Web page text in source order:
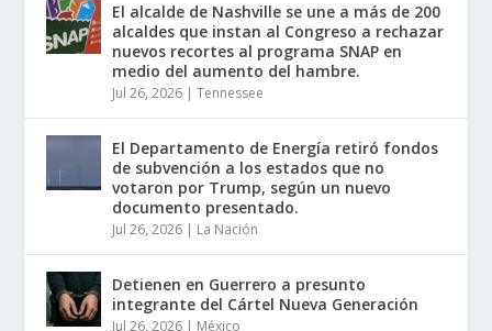
El alcalde de Nashville se une a más de 200
alcaldes que instan al Congreso a rechazar
nuevos recortes al programa SNAP en
medio del aumento del hambre.
Jul 26, 2026 |Tennessee
El Departamento de Energía retiró fondos
de subvención a los estados que no
votaron por Trump, según un nuevo
documento presentado.
Jul 26, 2026 | La Nación
Detienen en Guerrero a presunto
integrante del Cártel Nueva Generación
Jul 26, 2026 | México